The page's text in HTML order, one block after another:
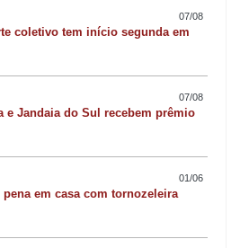
07/08
coletivo tem início segunda em
07/08
recebem prêmio
01/06
em casa com tornozeleira